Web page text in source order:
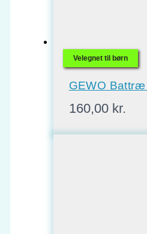
Velegnet til børn
GEWO Battræ
160,00 kr.